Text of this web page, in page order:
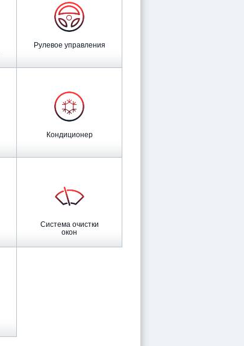
Рулевое управления
Кондиционер
Система очистки
окон